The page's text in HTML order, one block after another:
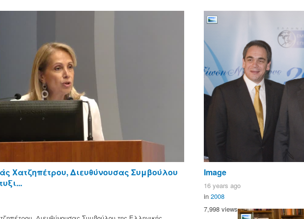
Χατζηπέτρου, Διευθύνουσας Συμβούλου
Image
16 years ago
in 2008
7,998 views